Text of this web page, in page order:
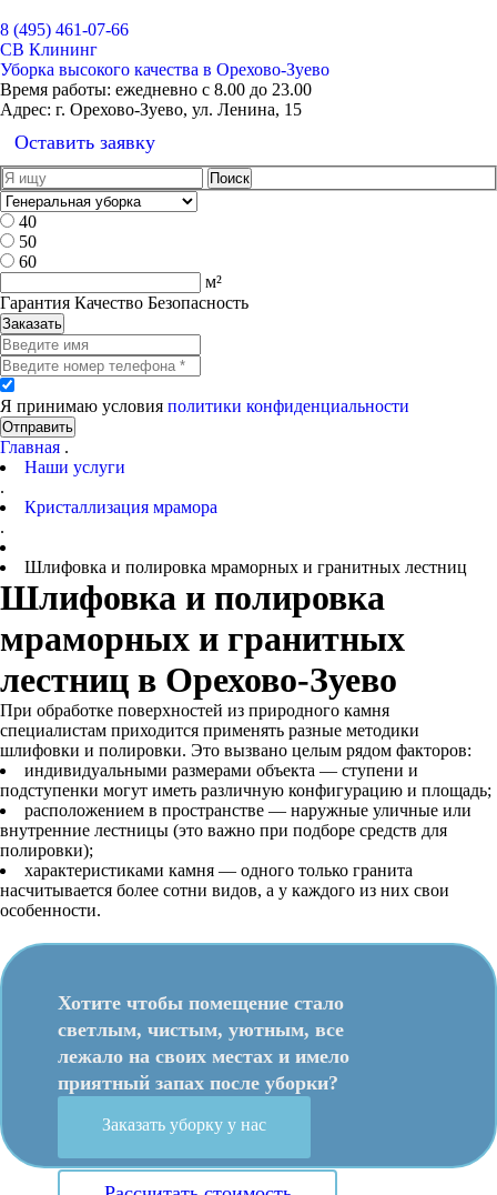
8 (495) 461-07-66
СВ Клининг
Уборка высокого качества в Орехово-Зуево
Время работы: ежедневно с 8.00 до 23.00
Адрес: г. Орехово-Зуево, ул. Ленина, 15
Оставить заявку
40
50
60
м²
Гарантия Качество Безопасность
Заказать
Я принимаю условия политики конфиденциальности
Отправить
Главная .
Наши услуги
.
Кристаллизация мрамора
.
Шлифовка и полировка мраморных и гранитных лестниц
Шлифовка и полировка
мраморных и гранитных
лестниц в Орехово-Зуево
При обработке поверхностей из природного камня
специалистам приходится применять разные методики
шлифовки и полировки. Это вызвано целым рядом факторов:
индивидуальными размерами объекта — ступени и
подступенки могут иметь различную конфигурацию и площадь;
расположением в пространстве — наружные уличные или
внутренние лестницы (это важно при подборе средств для
полировки);
характеристиками камня — одного только гранита
насчитывается более сотни видов, а у каждого из них свои
особенности.
Хотите чтобы помещение стало
светлым, чистым, уютным, все
лежало на своих местах и имело
приятный запах после уборки?
Заказать уборку у нас